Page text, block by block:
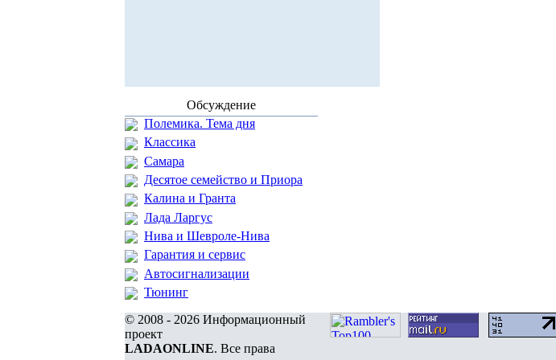
Обсуждение
Полемика. Тема дня
Классика
Самара
Десятое семейство и Приора
Калина и Гранта
Лада Ларгус
Нива и Шевроле-Нива
Гарантия и сервис
Автосигнализации
Тюнинг
© 2008 - 2026 Информационный
проект
LADAONLINE. Все права